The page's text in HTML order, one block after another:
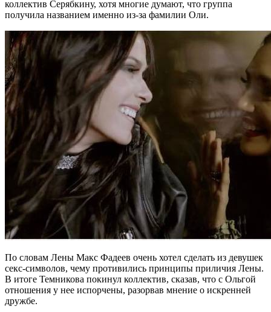
коллектив Серябкину, хотя многие думают, что группа
получила названием именно из-за фамилии Оли.
По словам Лены Макс Фадеев очень хотел сделать из девушек
секс-символов, чему противились принципы приличия Лены.
В итоге Темникова покинул коллектив, сказав, что с Ольгой
отношения у нее испорчены, разорвав мнение о искренней
дружбе.